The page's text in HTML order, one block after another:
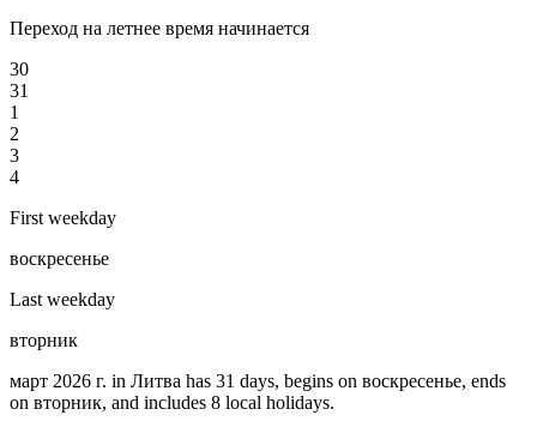
Переход на летнее время начинается
30
31
1
2
3
4
First weekday
воскресенье
Last weekday
вторник
март 2026 г. in Литва has 31 days, begins on воскресенье, ends
on вторник, and includes 8 local holidays.